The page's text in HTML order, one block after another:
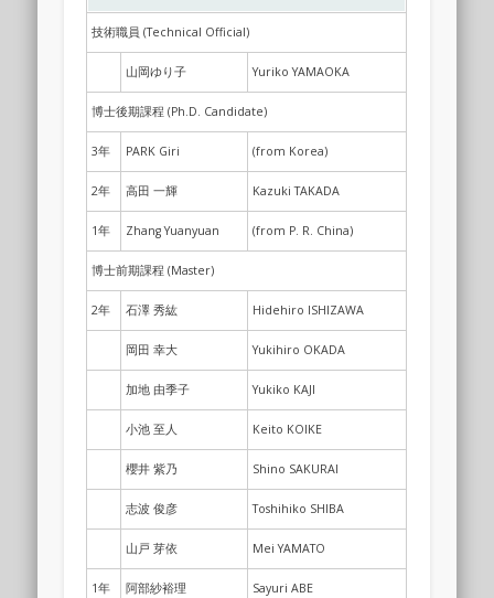
技術職員 (Technical Official)
山岡ゆり子 Yuriko YAMAOKA
博士後期課程 (Ph.D. Candidate)
3年 PARK Giri (from Korea)
2年 高田 一輝 Kazuki TAKADA
1年 Zhang Yuanyuan (from P. R. China)
博士前期課程 (Master)
2年 石澤 秀紘 Hidehiro ISHIZAWA
岡田 幸大 Yukihiro OKADA
加地 由季子 Yukiko KAJI
小池 至人 Keito KOIKE
櫻井 紫乃 Shino SAKURAI
志波 俊彦 Toshihiko SHIBA
山戸 芽依 Mei YAMATO
1年 阿部紗裕理 Sayuri ABE